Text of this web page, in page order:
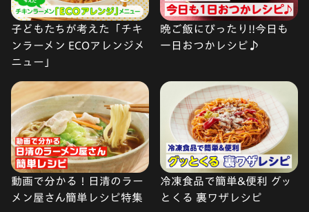
子どもたちが考えた「チキ
ンラーメン ECOアレンジメ
ニュー」
晩ご飯にぴったり!!今日も
一日おつかレシピ♪
動画で分かる！日清のラー
メン屋さん簡単レシピ特集
冷凍食品で簡単&便利 グッ
とくる 裏ワザレシピ